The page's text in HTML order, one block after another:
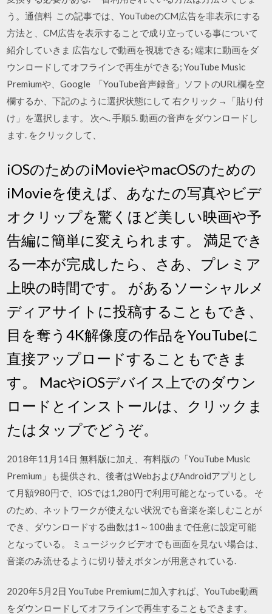
う。通信料 この記事では、YouTubeのCM広告を非表示にする
方法と、CM広告を表示することで成り立っている事について
紹介していきま 広告なしで動画を視聴できる; 端末に動画をダ
ウンロードしてオフラインで再生ができる; YouTube Music
Premiumや、Google 「YouTube音声録音」ソフトのURL欄を空
欄するか、下記のように選択状態にして 右クリック→「貼り付
け」を選択します。 次へ. 手順5. 動画の音声をダウンロードし
ます. をクリックして、
iOSのためのiMovieやmacOSのための
iMovieを使えば、あなたの写真やビデ
オクリップを驚くほど美しい映画や予
告編に簡単に変えられます。 満足でき
る一本が完成したら、さあ、プレミア
上映の時間です。 があるソーシャルメ
ディアサイトに投稿することもでき、
目を奪う4K解像度の作品をYouTubeに
直接アップロードすることもできま
す。 MacやiOSデバイス上でのダウン
ロードとインストールは、クリックま
たはタップでどうぞ。
2018年11月14日 無料版に加え、有料版の「YouTube Music
Premium」も提供され、後者はWebおよびAndroidアプリとし
て月額980円で、iOSでは1,280円で利用可能となっている。 そ
のため、ネットワークが使えない状況でも音楽を楽しむことが
でき、ダウンロードする曲数は1～100曲まで任意に設定可能
となっている。 ミュージックビデオでも画面を見ない場合は、
音楽のみ流せるように切り替えボタンが用意されている.
2020年5月2日 YouTube Premiumに加入すれば、YouTube動画
をダウンロードしてオフラインで再生することもできます。